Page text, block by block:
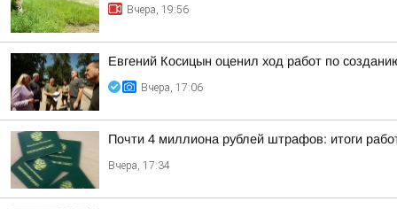
Вчера, 19:56
Евгений Косицын оценил ход работ по
Вчера, 17:06
Почти 4 миллиона рублей штрафов: итоги
Вчера, 17:34